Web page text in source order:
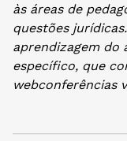
às áreas de
questões
aprendizagem do
específico, que
webconferências